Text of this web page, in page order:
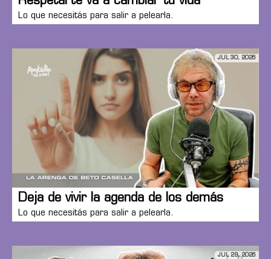
Lo que necesitás para salir a pelearla.
JUL 30, 2026
Deja de vivir la agenda de los demás
Lo que necesitás para salir a pelearla.
JUL 29, 2026